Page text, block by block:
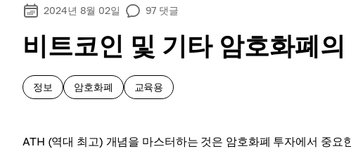
2024년 8월 02일 97 댓글
비트코인 및 기타 암호화폐
정보 암호화폐 교육용
ATH (역대 최고) 개념을 마스터하는 것은 암호화폐 투자에서 중